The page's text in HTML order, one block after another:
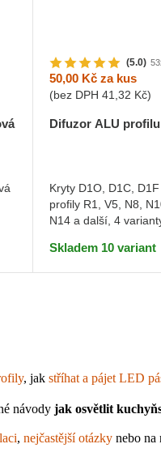
(5.0)
50,00 Kčza kus
(bez DPH 41,32 Kč)
Difuzor ALU
Kryty D1O, D1C,
profily R1, V5, N8,
N14 a další, 4
Skladem 10 variant
, jak stříhat a pájet LED
návody jak osvětlit
, nejčastější otázky nebo na